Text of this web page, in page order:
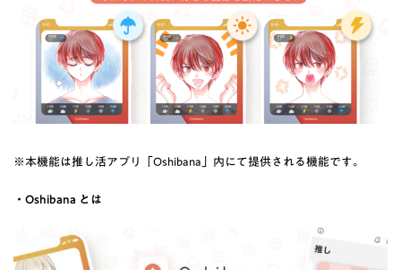
※本機能は推し活アプリ「Oshibana」内にて提供される機能です。
・Oshibana とは